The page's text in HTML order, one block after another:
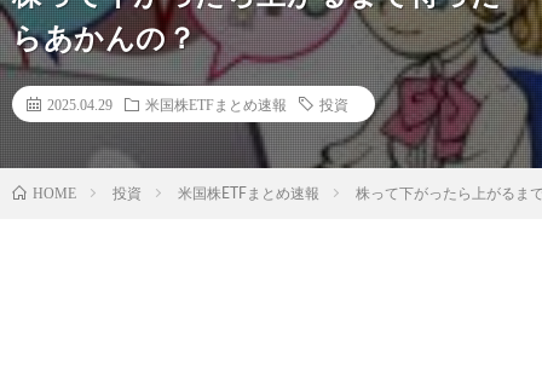
らあかんの？
2025.04.29 米国株ETFまとめ速報 投資
HOME 投資 米国株ETFまとめ速報 株って下がったら上がるま